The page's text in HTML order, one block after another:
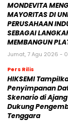
MONDEVITA
MAYORITAS DI
PERUSAHAAN
SEBAGAI
MEMBANGUN
Jumat, 7 Agu 2026 -
Pers Rilis
HIKSEMI
Penyimpanan
Skenario di
Dukung
Tenggara